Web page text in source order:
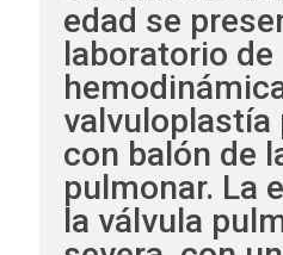
edad se
laboratorio de
valvuloplastía
con balón de
pulmonar. La
la válvula